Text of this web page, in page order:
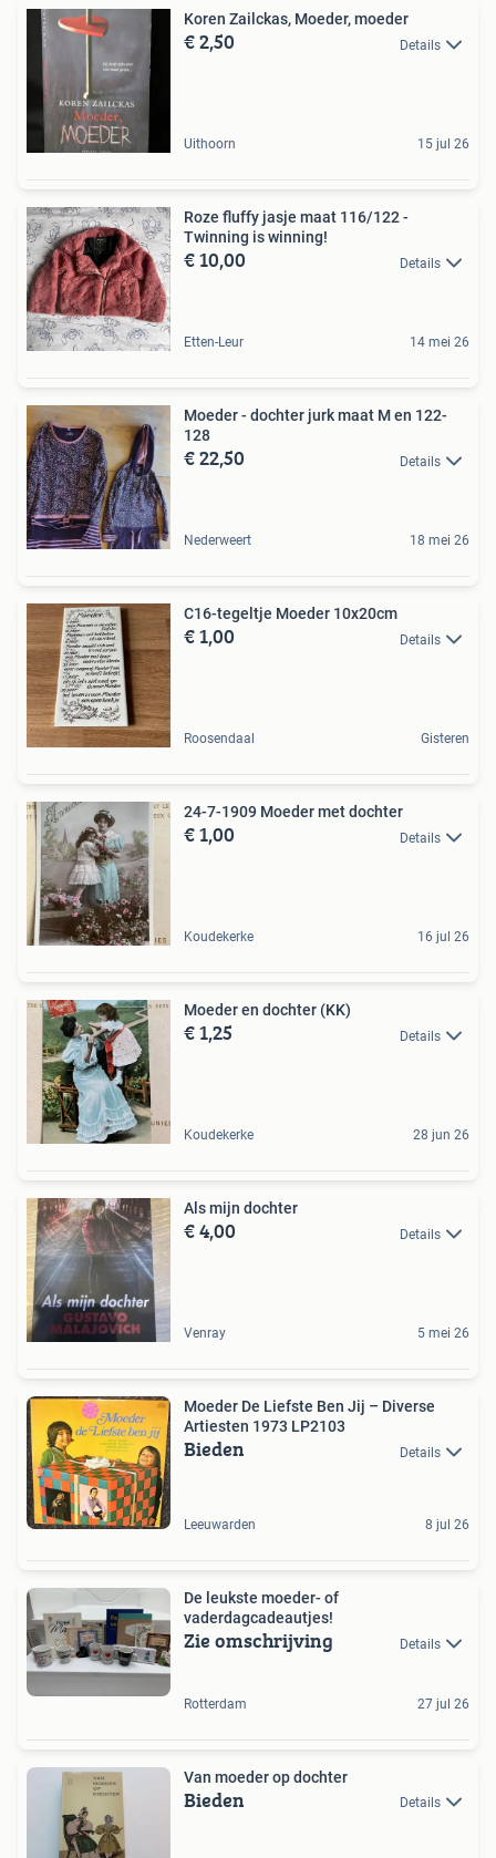
Koren Zailckas, Moeder, moeder
€ 2,50 Details
Uithoorn 15 jul 26
Roze fluffy jasje maat 116/122 -
Twinning is winning!
€ 10,00 Details
Etten-Leur 14 mei 26
Moeder - dochter jurk maat M en 122-
128
€ 22,50 Details
Nederweert 18 mei 26
C16-tegeltje Moeder 10x20cm
€ 1,00 Details
Roosendaal Gisteren
24-7-1909 Moeder met dochter
€ 1,00 Details
Koudekerke 16 jul 26
Moeder en dochter (KK)
€ 1,25 Details
Koudekerke 28 jun 26
Als mijn dochter
€ 4,00 Details
Venray 5 mei 26
Moeder De Liefste Ben Jij – Diverse
Artiesten 1973 LP2103
Bieden Details
Leeuwarden 8 jul 26
De leukste moeder- of
vaderdagcadeautjes!
Zie omschrijving Details
Rotterdam 27 jul 26
Van moeder op dochter
Bieden Details